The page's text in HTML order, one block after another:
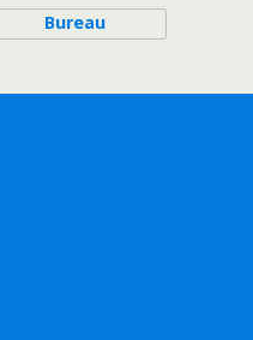
Bureau